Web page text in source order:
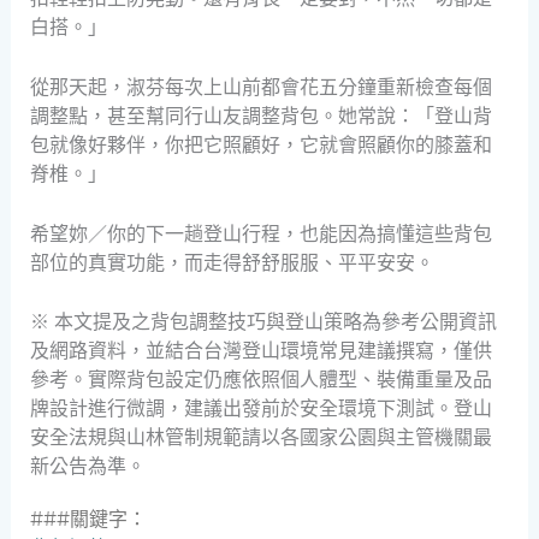
白搭。」
從那天起，淑芬每次上山前都會花五分鐘重新檢查每個
調整點，甚至幫同行山友調整背包。她常說：「登山背
包就像好夥伴，你把它照顧好，它就會照顧你的膝蓋和
脊椎。」
希望妳／你的下一趟登山行程，也能因為搞懂這些背包
部位的真實功能，而走得舒舒服服、平平安安。
※ 本文提及之背包調整技巧與登山策略為參考公開資訊
及網路資料，並結合台灣登山環境常見建議撰寫，僅供
參考。實際背包設定仍應依照個人體型、裝備重量及品
牌設計進行微調，建議出發前於安全環境下測試。登山
安全法規與山林管制規範請以各國家公園與主管機關最
新公告為準。
###關鍵字：